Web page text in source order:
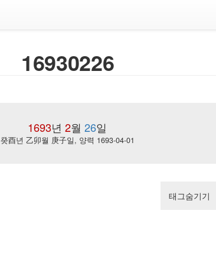
16930226
1693년 2월 26일
癸酉년 乙卯월 庚子일, 양력 1693-04-01
태그숨기기